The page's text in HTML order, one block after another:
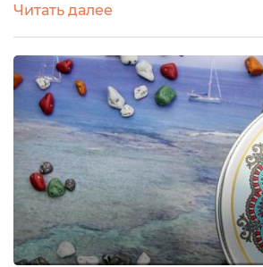
орнамент на их упаковке, столько
красивые узоры. Стильное
говорить! Люблю, когда бренд
упаковку до мелочей! Казалось
баночка-шайба, а как хорошо
Читать далее